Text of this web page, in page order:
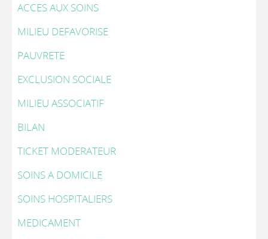
ACCES AUX SOINS
MILIEU DEFAVORISE
PAUVRETE
EXCLUSION SOCIALE
MILIEU ASSOCIATIF
BILAN
TICKET MODERATEUR
SOINS A DOMICILE
SOINS HOSPITALIERS
MEDICAMENT